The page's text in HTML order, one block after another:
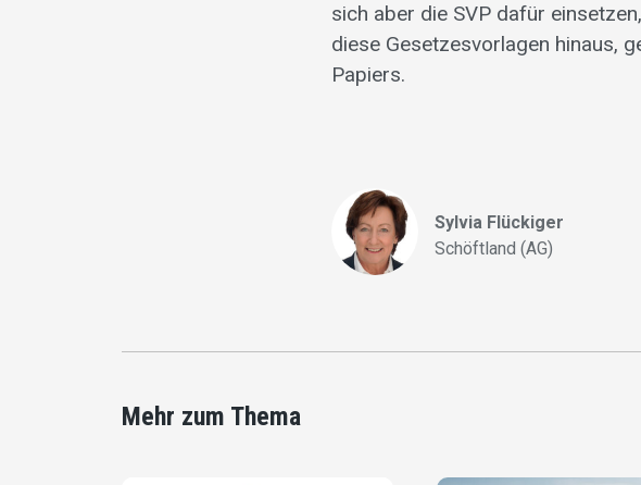
sich aber die SVP dafür
diese Gesetzesvorlagen hinaus,
Papiers.
Sylvia Flückiger
Schöftland (AG)
Mehr zum Thema